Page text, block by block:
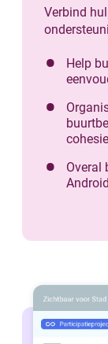
Verbind
Help
Overal